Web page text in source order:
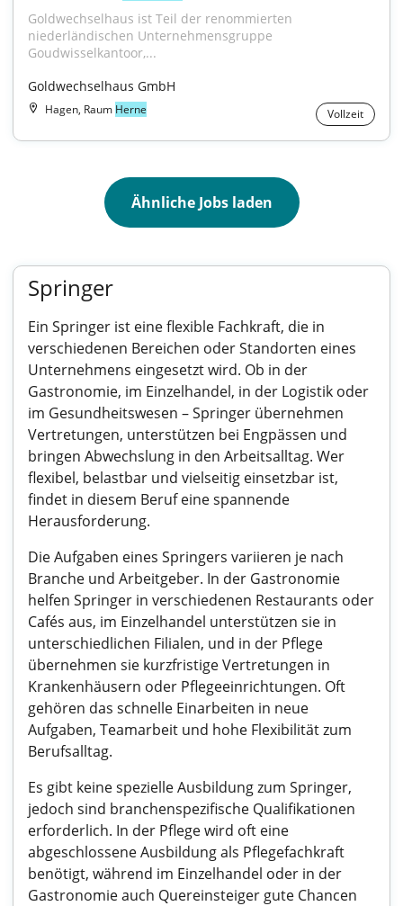
Goldwechselhaus ist Teil der renommierten
niederländischen Unternehmensgruppe
Goudwisselkantoor,...
Goldwechselhaus GmbH
Hagen, Raum Herne Vollzeit
Ähnliche Jobs laden
Springer
Ein Springer ist eine flexible Fachkraft, die in
verschiedenen Bereichen oder Standorten eines
Unternehmens eingesetzt wird. Ob in der
Gastronomie, im Einzelhandel, in der Logistik oder
im Gesundheitswesen – Springer übernehmen
Vertretungen, unterstützen bei Engpässen und
bringen Abwechslung in den Arbeitsalltag. Wer
flexibel, belastbar und vielseitig einsetzbar ist,
findet in diesem Beruf eine spannende
Herausforderung.
Die Aufgaben eines Springers variieren je nach
Branche und Arbeitgeber. In der Gastronomie
helfen Springer in verschiedenen Restaurants oder
Cafés aus, im Einzelhandel unterstützen sie in
unterschiedlichen Filialen, und in der Pflege
übernehmen sie kurzfristige Vertretungen in
Krankenhäusern oder Pflegeeinrichtungen. Oft
gehören das schnelle Einarbeiten in neue
Aufgaben, Teamarbeit und hohe Flexibilität zum
Berufsalltag.
Es gibt keine spezielle Ausbildung zum Springer,
jedoch sind branchenspezifische Qualifikationen
erforderlich. In der Pflege wird oft eine
abgeschlossene Ausbildung als Pflegefachkraft
benötigt, während im Einzelhandel oder in der
Gastronomie auch Quereinsteiger gute Chancen